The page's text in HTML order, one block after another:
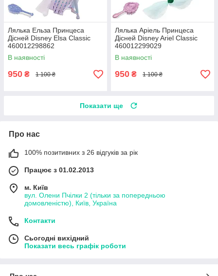
Лялька Ельза Принцеса
Дісней Disney Elsa Classic
460012298862
В наявності
950 ₴ 1 100 ₴
Лялька Аріель Принцеса
Дісней Disney Ariel Classic
460012299029
В наявності
950 ₴ 1 100 ₴
Показати ще
Про нас
100% позитивних з 26 відгуків за рік
Працює з 01.02.2013
м. Київ
вул. Олени Пчілки 2 (тільки за попередньою
домовленістю), Київ, Україна
Контакти
Сьогодні вихідний
Показати весь графік роботи